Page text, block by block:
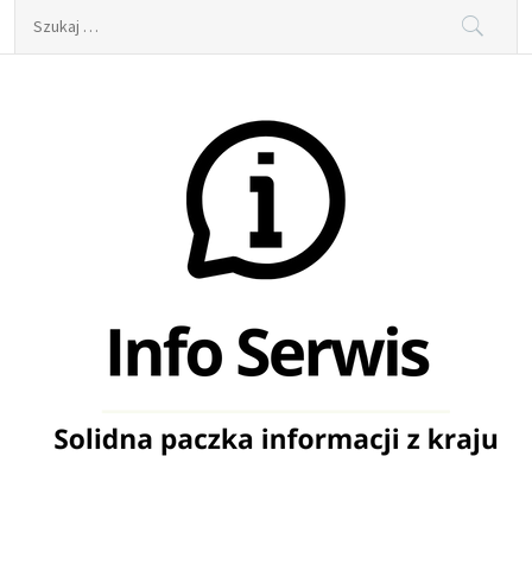
Szukaj:
Info Serwis